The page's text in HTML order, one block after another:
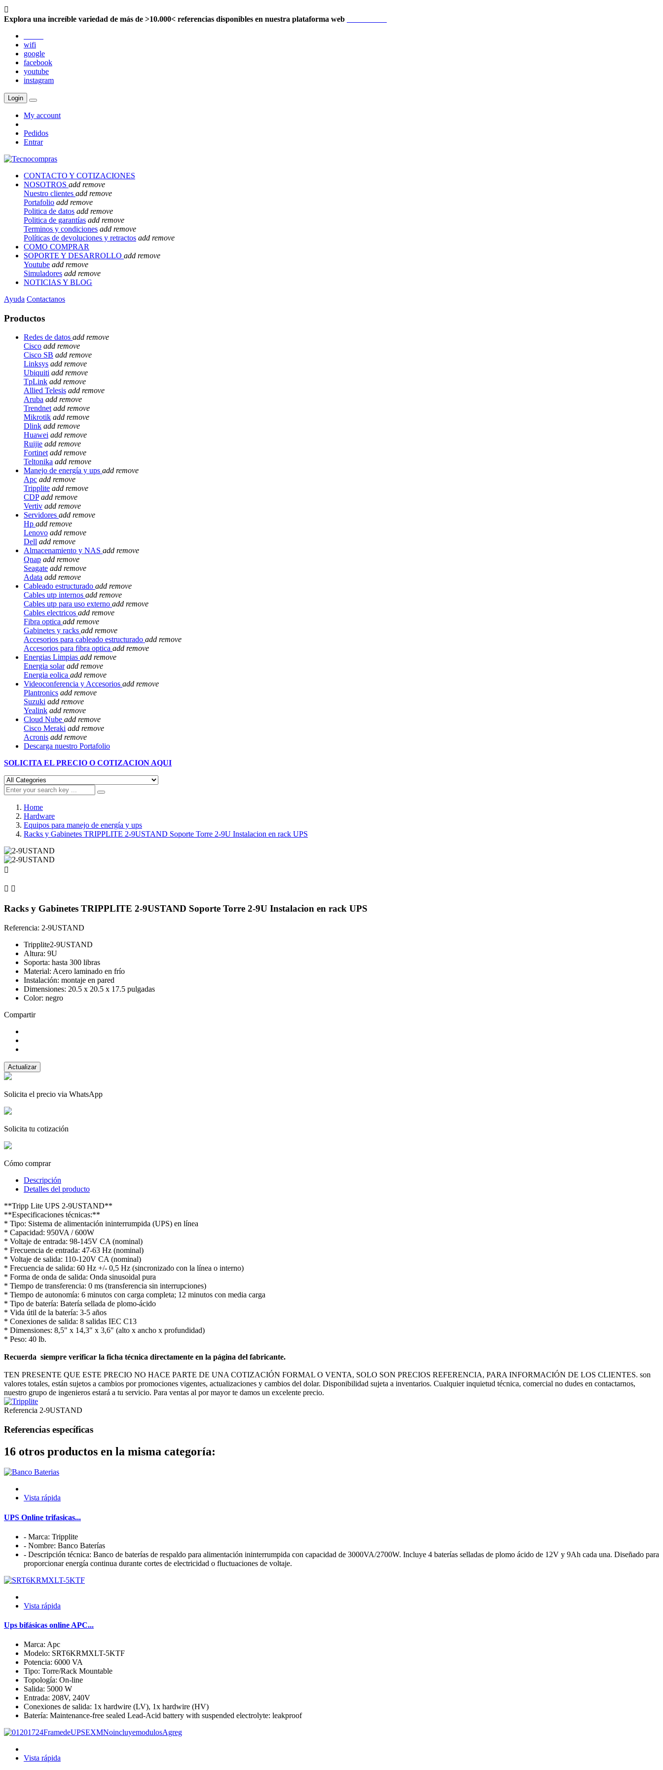

Explora una increíble variedad de más de >10.000< referencias disponibles en nuestra plataforma web
wifi
google
facebook
youtube
instagram
Login
My account
Pedidos
Entrar
CONTACTO Y COTIZACIONES
NOSOTROS add remove
Nuestro clientes add remove
Portafolio add remove
Politica de datos add remove
Politica de garantías add remove
Terminos y condiciones add remove
Políticas de devoluciones y retractos add remove
COMO COMPRAR
SOPORTE Y DESARROLLO add remove
Youtube add remove
Simuladores add remove
NOTICIAS Y BLOG
Ayuda Contactanos
Productos
Redes de datos add remove
Cisco add remove
Cisco SB add remove
Linksys add remove
Ubiquiti add remove
TpLink add remove
Allied Telesis add remove
Aruba add remove
Trendnet add remove
Mikrotik add remove
Dlink add remove
Huawei add remove
Ruijie add remove
Fortinet add remove
Teltonika add remove
Manejo de energía y ups add remove
Apc add remove
Tripplite add remove
CDP add remove
Vertiv add remove
Servidores add remove
Hp add remove
Lenovo add remove
Dell add remove
Almacenamiento y NAS add remove
Qnap add remove
Seagate add remove
Adata add remove
Cableado estructurado add remove
Cables utp internos add remove
Cables utp para uso externo add remove
Cables electricos add remove
Fibra optica add remove
Gabinetes y racks add remove
Accesorios para cableado estructurado add remove
Accesorios para fibra optica add remove
Energias Limpias add remove
Energia solar add remove
Energia eolica add remove
Videoconferencia y Accesorios add remove
Plantronics add remove
Suzuki add remove
Yealink add remove
Cloud Nube add remove
Cisco Meraki add remove
Acronis add remove
Descarga nuestro Portafolio
SOLICITA EL PRECIO O COTIZACION AQUI
Home
Hardware
Equipos para manejo de energía y ups
Racks y Gabinetes TRIPPLITE 2-9USTAND Soporte Torre 2-9U Instalacion en rack UPS

 
Racks y Gabinetes TRIPPLITE 2-9USTAND Soporte Torre 2-9U Instalacion en rack UPS
Referencia: 2-9USTAND
Tripplite2-9USTAND
Altura: 9U
Soporta: hasta 300 libras
Material: Acero laminado en frío
Instalación: montaje en pared
Dimensiones: 20.5 x 20.5 x 17.5 pulgadas
Color: negro
Compartir
Solicita el precio via WhatsApp
Solicita tu cotización
Cómo comprar
Descripción
Detalles del producto
**Tripp Lite UPS 2-9USTAND**
**Especificaciones técnicas:**
* Tipo: Sistema de alimentación ininterrumpida (UPS) en línea
* Capacidad: 950VA / 600W
* Voltaje de entrada: 98-145V CA (nominal)
* Frecuencia de entrada: 47-63 Hz (nominal)
* Voltaje de salida: 110-120V CA (nominal)
* Frecuencia de salida: 60 Hz +/- 0,5 Hz (sincronizado con la línea o interno)
* Forma de onda de salida: Onda sinusoidal pura
* Tiempo de transferencia: 0 ms (transferencia sin interrupciones)
* Tiempo de autonomía: 6 minutos con carga completa; 12 minutos con media carga
* Tipo de batería: Batería sellada de plomo-ácido
* Vida útil de la batería: 3-5 años
* Conexiones de salida: 8 salidas IEC C13
* Dimensiones: 8,5" x 14,3" x 3,6" (alto x ancho x profundidad)
* Peso: 40 lb.
Recuerda siempre verificar la ficha técnica directamente en la página del fabricante.
TEN PRESENTE QUE ESTE PRECIO NO HACE PARTE DE UNA COTIZACIÓN FORMAL O VENTA, SOLO SON PRECIOS REFERENCIA, PARA INFORMACIÓN DE LOS CLIENTES. son
valores totales, están sujetos a cambios por promociones vigentes, actualizaciones y cambios del dolar. Disponibilidad sujeta a inventarios. Cualquier inquietud técnica, comercial no dudes en contactarnos,
nuestro grupo de ingenieros estará a tu servicio. Para ventas al por mayor te damos un excelente precio.
Referencia 2-9USTAND
Referencias específicas
16 otros productos en la misma categoría:
Vista rápida
UPS Online trifasicas...
- Marca: Tripplite
- Nombre: Banco Baterías
- Descripción técnica: Banco de baterías de respaldo para alimentación ininterrumpida con capacidad de 3000VA/2700W. Incluye 4 baterías selladas de plomo ácido de 12V y 9Ah cada una. Diseñado para
proporcionar energía continua durante cortes de electricidad o fluctuaciones de voltaje.
Vista rápida
Ups bifásicas online APC...
Marca: Apc
Modelo: SRT6KRMXLT-5KTF
Potencia: 6000 VA
Tipo: Torre/Rack Mountable
Topología: On-line
Salida: 5000 W
Entrada: 208V, 240V
Conexiones de salida: 1x hardwire (LV), 1x hardwire (HV)
Batería: Maintenance-free sealed Lead-Acid battery with suspended electrolyte: leakproof
Vista rápida